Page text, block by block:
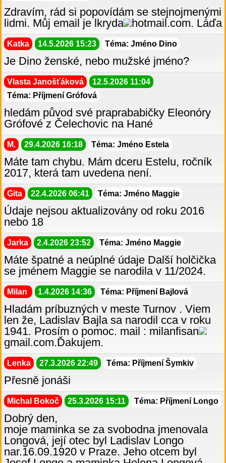
Zdravím, rád si popovídám se stejnojmenými
lidmi. Můj email je lkryda
hotmail.com. Láďa
Katka 14.5.2026 15:23 Téma: Jméno Dino
Je Dino ženské, nebo mužské jméno?
Vlasta Janošťáková
12.5.2026 11:04
Téma: Příjmení Grófová
hledám původ své praprababičky Eleonóry
Grófové z Čelechovic na Hané
M. 29.4.2026 16:18 Téma: Jméno Estela
Máte tam chybu. Mám dceru Estelu, ročník
2017, která tam uvedena není.
Gita 22.4.2026 06:41 Téma: Jméno Maggie
Údaje nejsou aktualizovány od roku 2016
nebo 18
Jarka 2.4.2026 23:52 Téma: Jméno Maggie
Máte špatné a neúplné údaje Další holčička
se jménem Maggie se narodila v 11/2024.
Milan 1.4.2026 14:36 Téma: Příjmení Bajlová
Hladám príbuzných v meste Turnov . Viem
len že, Ladislav Bajla sa narodil cca v roku
1941. Prosím o pomoc. mail : milanfisan
gmail.com.Ďakujem.
Lenka 27.3.2026 22:49 Téma: Příjmení Šymkiv
Přesně jonáši
Michal Bokoč 25.3.2026 15:11 Téma: Příjmení Longo
Dobrý den,
moje maminka se za svobodna jmenovala
Longová, její otec byl Ladislav Longo
nar.16.09.1920 v Praze. Jeho otcem byl